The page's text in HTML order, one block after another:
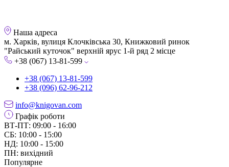
Наша адреса
м. Харків, вулиця Клочківська 30, Книжковий ринок
"Райський куточок" верхній ярус 1-й ряд 2 місце
+38 (067) 13-81-599
+38 (067) 13-81-599
+38 (096) 62-96-212
info@knigovan.com
Графік роботи
ВТ-ПТ: 09:00 - 16:00
СБ: 10:00 - 15:00
НД: 10:00 - 15:00
ПН: вихідний
Популярне